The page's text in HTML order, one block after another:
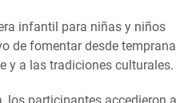
infantil para niñas y niños
de fomentar desde temprana
y a las tradiciones culturales.